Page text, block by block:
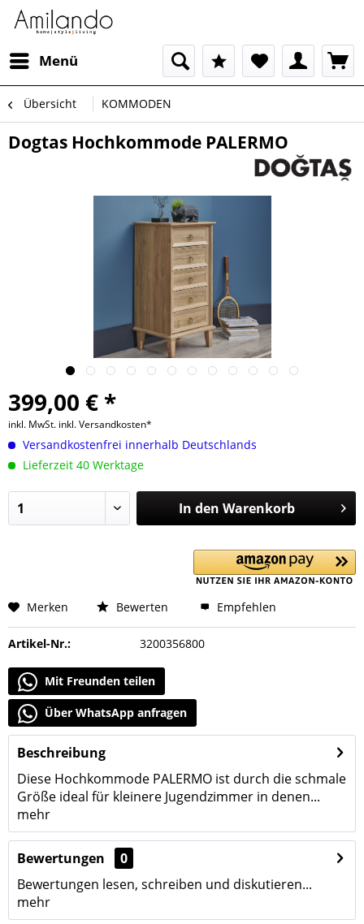
Menü
Übersicht KOMMODEN
Dogtas Hochkommode PALERMO
399,00 € *
inkl. MwSt. inkl. Versandkosten*
Versandkostenfrei innerhalb Deutschlands
Lieferzeit 40 Werktage
In den Warenkorb
Merken Bewerten Empfehlen
Artikel-Nr.: 3200356800
Mit Freunden teilen
Über WhatsApp anfragen
Beschreibung
Diese Hochkommode PALERMO ist durch die schmale
Größe ideal für kleinere Jugendzimmer in denen...
mehr
Bewertungen
0
Bewertungen lesen, schreiben und diskutieren...
mehr